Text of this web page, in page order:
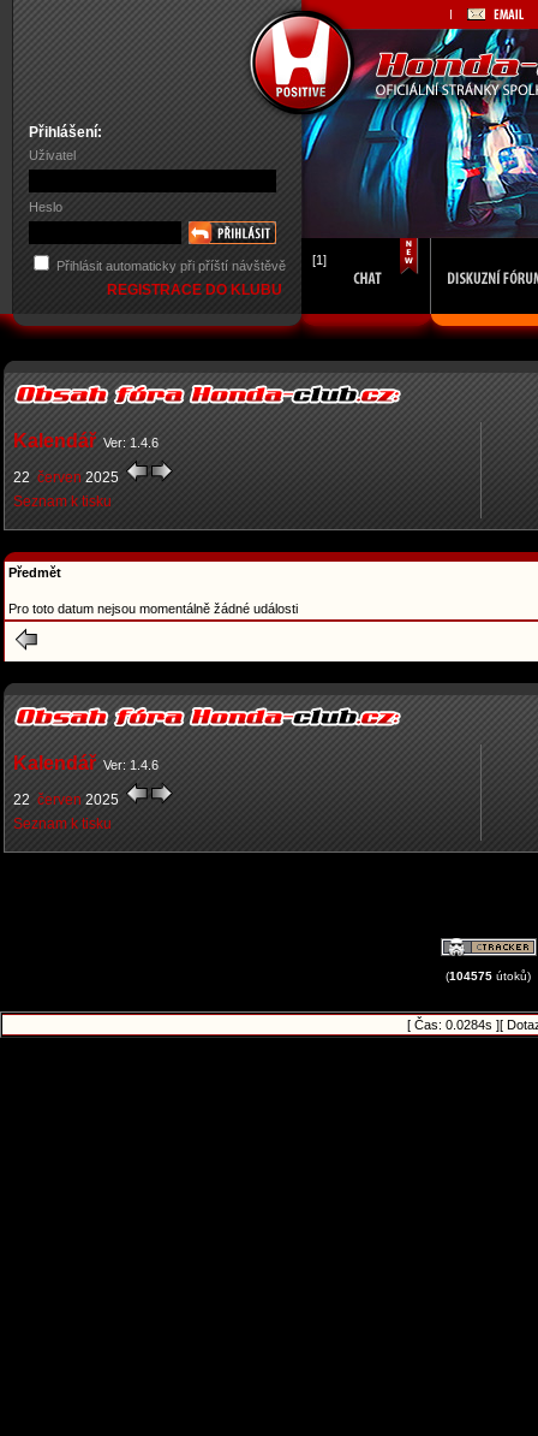
Přihlášení:
Uživatel
Heslo
Přihlásit automaticky při příští návštěvě
REGISTRACE DO KLUBU
[1]
Kalendář Ver: 1.4.6
22 červen 2025
Seznam k tisku
Předmět
Pro toto datum nejsou momentálně žádné události
Kalendář Ver: 1.4.6
22 červen 2025
Seznam k tisku
(104575 útoků)
[ Čas: 0.0284s ][